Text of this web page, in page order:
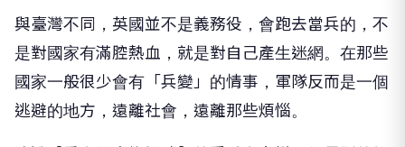
與臺灣不同，英國並不是義務役，會跑去當兵的，不
是對國家有滿腔熱血，就是對自己產生迷網。在那些
國家一般很少會有「兵變」的情事，軍隊反而是一個
逃避的地方，遠離社會，遠離那些煩惱。